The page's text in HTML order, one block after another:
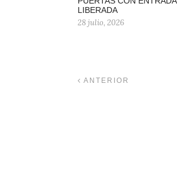
LIBERADA
28 julio, 2026
ANTERIOR